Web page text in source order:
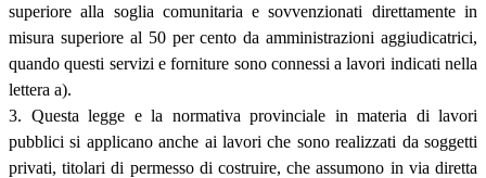
superiore alla soglia comunitaria e sovvenzionati direttamente in
misura superiore al 50 per cento da amministrazioni aggiudicatrici,
quando questi servizi e forniture sono connessi a lavori indicati nella
lettera a).
3. Questa legge e la normativa provinciale in materia di lavori
pubblici si applicano anche ai lavori che sono realizzati da soggetti
privati, titolari di permesso di costruire, che assumono in via diretta